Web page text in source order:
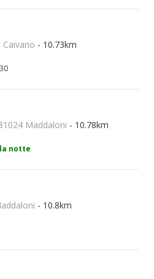
- 10.73km
Maddaloni - 10.78km
notte
- 10.8km